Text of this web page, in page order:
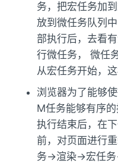
务，把宏任务加
放到微任务队列
部执行后，去看
行微任务， 微任
从宏任务开始，这
浏览器为了能够
M任务能够有序
执行结束后，在
前，对页面进行
务->渲染->宏任